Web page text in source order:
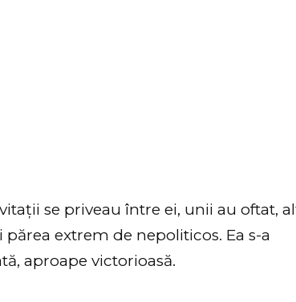
se priveau între ei, unii au oftat,
extrem de nepoliticos. Ea s-a
aproape victorioasă.